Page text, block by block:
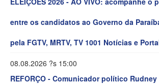
entre os candidatos ao Governo da
pela FGTV, MRTV, TV 1001 Notícias e
08.08.2026 ?s 15:00
REFORÇO - Comunicador político